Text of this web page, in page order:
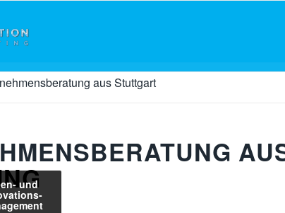
aus Stuttgart
und